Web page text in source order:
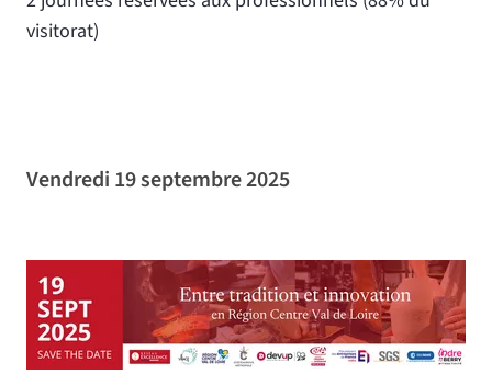
visitorat)
Vendredi 19 septembre 2025